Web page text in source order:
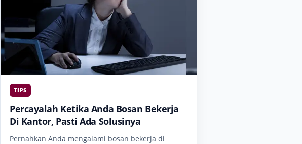
TIPS
Percayalah Ketika Anda Bosan Bekerja
Di Kantor, Pasti Ada Solusinya
Pernahkan Anda mengalami bosan bekerja di